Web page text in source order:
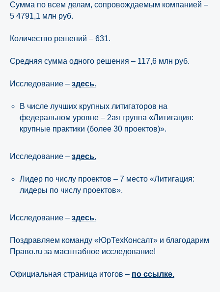
Сумма по всем делам, сопровождаемым компанией –
5 4791,1 млн руб.
Количество решений – 631.
Средняя сумма одного решения – 117,6 млн руб.
Исследование – здесь.
В числе лучших крупных литигаторов на
федеральном уровне – 2ая группа «Литигация:
крупные практики (более 30 проектов)».
Исследование – здесь.
Лидер по числу проектов – 7 место «Литигация:
лидеры по числу проектов».
Исследование – здесь.
Поздравляем команду «ЮрТехКонсалт» и благодарим
Право.ru за масштабное исследование!
Официальная страница итогов – по ссылке.
Узнайте, какое решение
подойдёт именно для
вашего бизнеса